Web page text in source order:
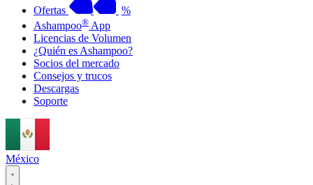
Ofertas
%
Ashampoo® App
Licencias de Volumen
¿Quién es Ashampoo?
Socios del mercado
Consejos y trucos
Descargas
Soporte
México